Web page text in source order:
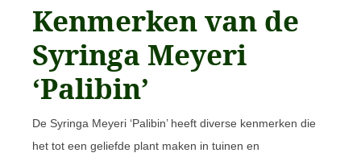
Kenmerken van de
Syringa Meyeri
‘Palibin’
De Syringa Meyeri ‘Palibin’ heeft diverse kenmerken die
het tot een geliefde plant maken in tuinen en